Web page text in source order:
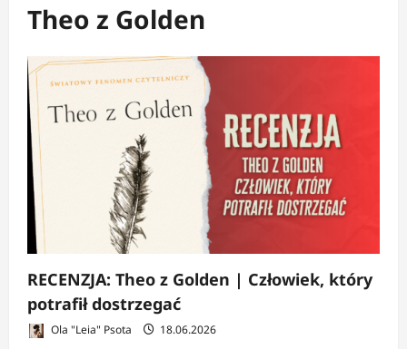
Theo z Golden
RECENZJA: Theo z Golden | Człowiek, który
potrafił dostrzegać
Ola "Leia" Psota 18.06.2026